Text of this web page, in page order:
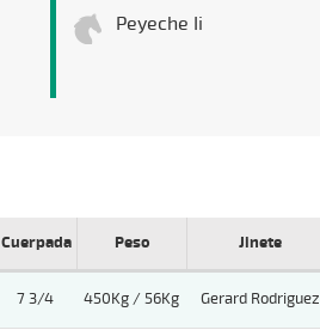
Peyeche Ii
Cuerpada Peso Jinete
7 3/4 450Kg / 56Kg Gerard Rodriguez